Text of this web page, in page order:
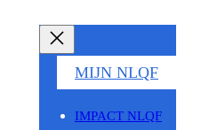
MIJN NLQF
IMPACT NLQF